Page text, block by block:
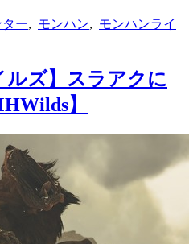
ー
モンハン
モンハンライ
ルズ】スラアクに
】